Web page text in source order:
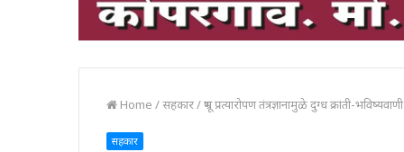
Home /सहकार/भ्रूण प्रत्यारोपण तंत्रज्ञानामुळे दुग्ध क्रांती-भविष्यवाणी
सहकार